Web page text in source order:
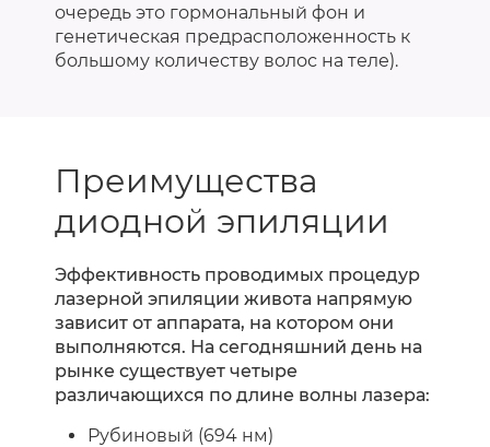
очередь это гормональный фон и
генетическая предрасположенность к
большому количеству волос на теле).
Преимущества
диодной эпиляции
Эффективность проводимых процедур
лазерной эпиляции живота напрямую
зависит от аппарата, на котором они
выполняются. На сегодняшний день на
рынке существует четыре
различающихся по длине волны лазера:
Рубиновый (694 нм)